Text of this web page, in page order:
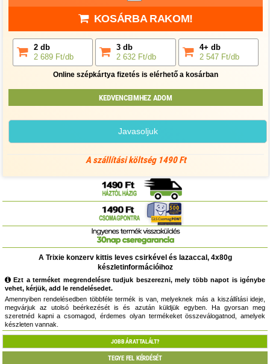
KOSÁRBA RAKOM!
2 db
2 689 Ft/db
3 db
2 632 Ft/db
4+ db
2 547 Ft/db
Online szépkártya fizetés is elérhető a kosárban
KEDVENCEIMHEZ ADOM
Javasoljuk
A szállítási költség 1490 Ft
A Trixie konzerv kittis leves csirkével és lazaccal, 4x80g
készletinformációihoz
Ezt a terméket megrendelésre tudjuk beszerezni, mely több napot is igénybe
vehet, kérjük, add le rendelésedet.
Amennyiben rendelésedben többféle termék is van, melyeknek más a kiszállítási ideje,
megvárjuk az utolsó beérkezését is és azután küldjük egyben. Ha gyorsan meg
szeretnéd kapni a csomagod, érdemes olyan termékeket összeválogatnod, amelyek
készleten vannak.
JOBB ÁRAT TALÁLT?
TEGYE FEL KÉRDÉSÉT